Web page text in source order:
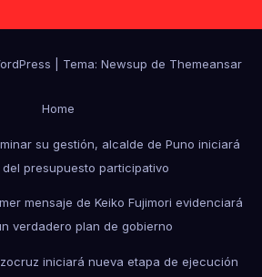
Tema: Newsup de Themeansar
Home
su gestión, alcalde de Puno iniciará
presupuesto participativo
mensaje de Keiko Fujimori evidenciará
verdadero plan de gobierno
iniciará nueva etapa de ejecución